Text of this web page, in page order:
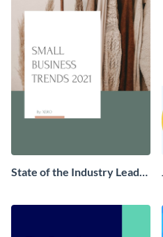
State of the Industry Lead